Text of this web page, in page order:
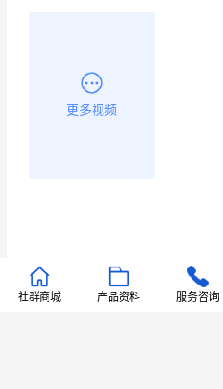
更多视频
推荐文章
社群商城 产品资料 服务咨询